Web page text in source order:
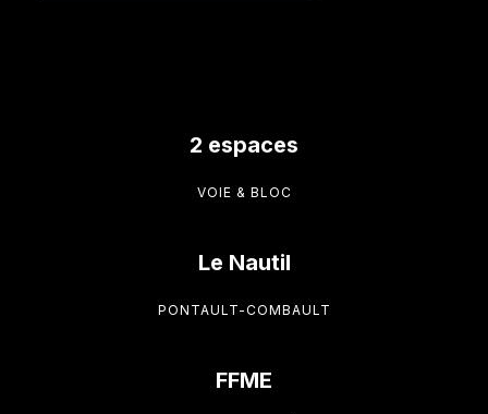
2 espaces
VOIE & BLOC
Le Nautil
PONTAULT-COMBAULT
FFME